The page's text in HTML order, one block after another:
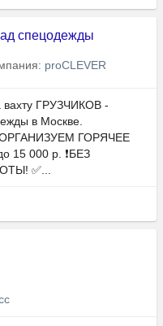
спецодежды
proCLEVER
вахту ГРУЗЧИКОВ -
в Москве.
ГОРЯЧЕЕ
15 000 р. ❗БЕЗ
✅...